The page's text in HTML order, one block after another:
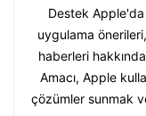
Destek
uygulama
haberleri
Amacı, Apple
çözümler sunmak